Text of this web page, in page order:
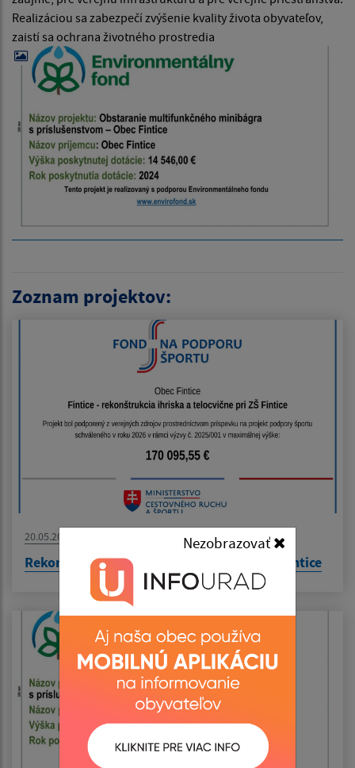
Nezobrazovať
Realizáciou sa zabezpečí zvýšenie kvality života obyvateľov,
zaistí sa ochrana životného prostredia
Zoznam projektov:
20.05.2026
Rekonštrukcia ihriska a telocvične pri ZŠ Fintice